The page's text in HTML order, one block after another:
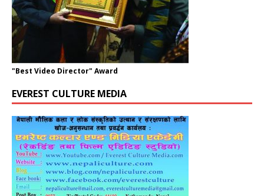
"Best Video Director" Award
EVEREST CULTURE MEDIA